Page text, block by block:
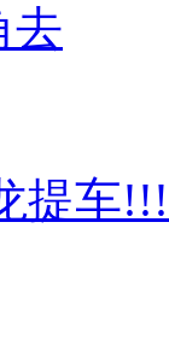
去
提车